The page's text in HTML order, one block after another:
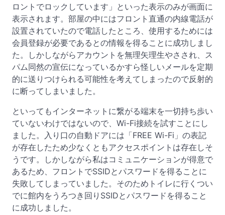
ロントでロックしています」といった表示のみが画面に
表示されます。部屋の中にはフロント直通の内線電話が
設置されていたので電話したところ、使用するためには
会員登録が必要であるとの情報を得ることに成功しまし
た。しかしながらアカウントを無理矢理生やさされ、ス
パム同然の宣伝になっているかすら怪しいメールを定期
的に送りつけられる可能性を考えてしまったので反射的
に断ってしまいました。
といってもインターネットに繋がる端末を一切持ち歩い
ていないわけではないので、Wi-Fi接続を試すことにし
ました。入り口の自動ドアには「FREE Wi-Fi」の表記
が存在したため少なくともアクセスポイントは存在しそ
うです。しかしながら私はコミュニケーションが得意で
あるため、フロントでSSIDとパスワードを得ることに
失敗してしまっていました。そのためトイレに行くつい
でに館内をうろつき回りSSIDとパスワードを得ること
に成功しました。